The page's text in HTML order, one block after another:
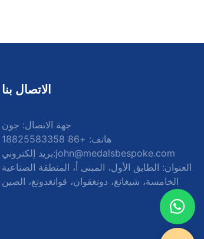
الاتصال بنا
جهة الاتصال: جون
هاتف: +86 18825583358
بريد إلكتروني:john@medalsbespoke.com
العنوان: الطابق الأول، المبنى أ، المنطقة الصناعية
الخامسة، شيغانغ، دونغقوان، قوانغدونغ، الصين